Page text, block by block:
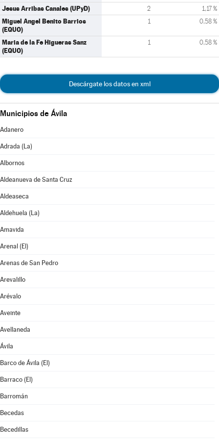
Jesus Arribas Canales (UPyD) 2 1,17 %
Miguel Angel Benito Barrios
(EQUO)
1 0,58 %
Maria de la Fe Higueras Sanz
(EQUO)
1 0,58 %
Descárgate los datos en xml
Municipios de Ávila
Adanero
Adrada (La)
Albornos
Aldeanueva de Santa Cruz
Aldeaseca
Aldehuela (La)
Amavida
Arenal (El)
Arenas de San Pedro
Arevalillo
Arévalo
Aveinte
Avellaneda
Ávila
Barco de Ávila (El)
Barraco (El)
Barromán
Becedas
Becedillas